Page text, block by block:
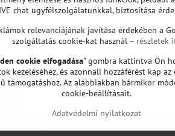
1490 Ft
a szállítás
A 12:00
még a mai
chat ügyfélszolgálatunkkal, biztosítása
relevanciájának javítása érdekében a
szolgáltatás cookie-kat használ – részletek
cookie elfogadása" gombra kattintva Ön
kezeléséhez, és azonnali hozzáférést kap az
támogatáshoz. Az alábbiakban bármikor
cookie-beállításait.
Adatvédelmi nyilatkozat